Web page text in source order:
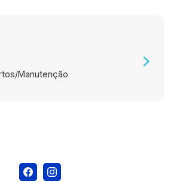
Manutenção